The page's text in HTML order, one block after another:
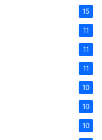
15
11
11
11
10
10
10